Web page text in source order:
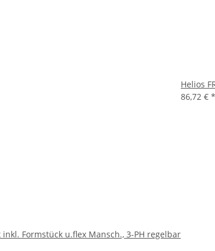
inkl. Formstück u.flex Mansch., 3-PH regelbar
Helios
86,72 € *